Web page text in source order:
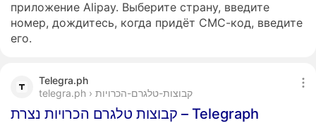
приложение Alipay. Выберите страну, введите
номер, дождитесь, когда придёт СМС-код, введите
его.
Telegra.ph
telegra.ph › קבוצות-טלגרם-הכרויות
קבוצות טלגרם הכרויות נצרת – Telegraph